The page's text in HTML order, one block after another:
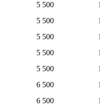
5 500
5 500
5 500
5 500
5 500
6 500
6 500